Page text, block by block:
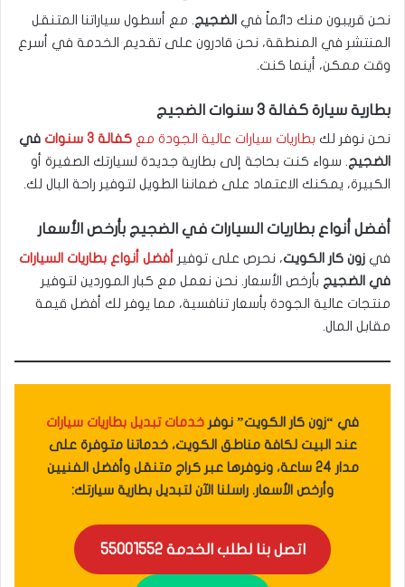
نحن قريبون منك دائماً في الضجيج. مع أسطول سياراتنا المتنقل
المنتشر في المنطقة، نحن قادرون على تقديم الخدمة في أسرع
وقت ممكن، أينما كنت.
بطارية سيارة كفالة 3 سنوات الضجيج
نحن نوفر لك بطاريات سيارات عالية الجودة مع كفالة 3 سنوات
في
الضجيج. سواء كنت بحاجة إلى بطارية جديدة لسيارتك الصغيرة أو
الكبيرة، يمكنك الاعتماد على ضماننا الطويل لتوفير راحة البال لك.
أفضل أنواع بطاريات السيارات في الضجيج بأرخص الأسعار
في زون كار الكويت، نحرص على توفير أفضل أنواع بطاريات السيارات
في الضجيج بأرخص الأسعار. نحن نعمل مع كبار الموردين لتوفير
منتجات عالية الجودة بأسعار تنافسية، مما يوفر لك أفضل قيمة
مقابل المال.
في “زون كار الكويت” نوفر خدمات تبديل بطاريات سيارات
عند البيت لكافة مناطق الكويت، خدماتنا متوفرة على
مدار 24 ساعة، ونوفرها عبر كراج متنقل وأفضل الفنيين
وأرخص الأسعار. راسلنا الآن لتبديل بطارية سيارتك:
اتصل بنا لطلب الخدمة 55001552